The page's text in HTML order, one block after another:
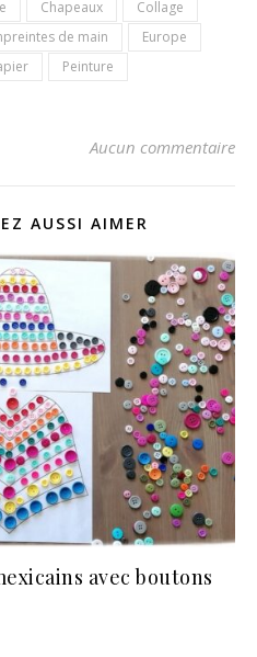
Chapeaux
Collage
de main
Europe
Peinture
Aucun commentaire
AUSSI AIMER
avec boutons